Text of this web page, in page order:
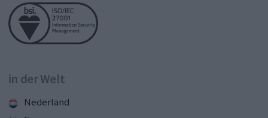
in der Welt
Nederland